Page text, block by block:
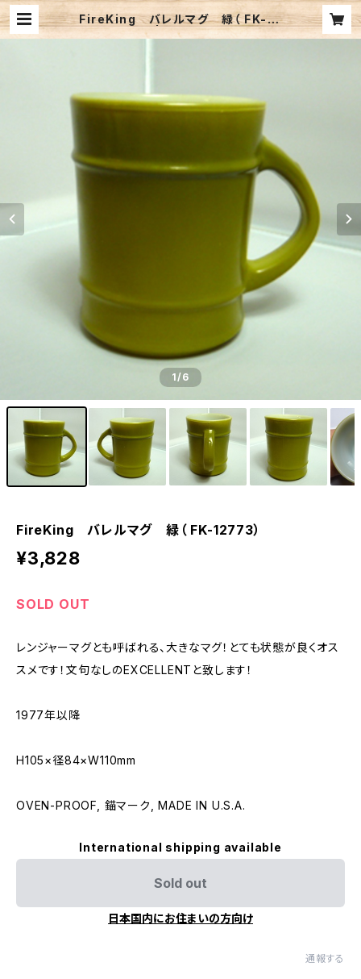
FireKing バレルマグ 緑（ FK-12
773） | TRI-ZEAL
1/6
FireKing バレルマグ 緑（ FK-12773）
¥3,828
SOLD OUT
レンジャーマグとも呼ばれる、大きなマグ！とても状態が良くオス
スメです！文句なしのEXCELLENTと致します！
1977年以降
H105×径84×W110mm
OVEN-PROOF, 錨マーク, MADE IN U.S.A.
International shipping available
Sold out
日本国内にお住まいの方向け
通報する